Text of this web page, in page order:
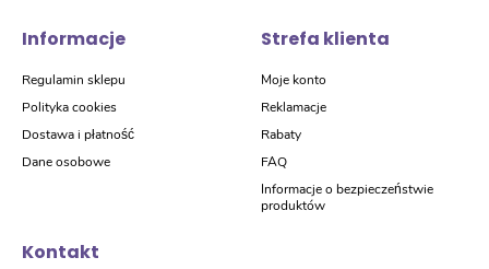
Informacje
Regulamin sklepu
Polityka cookies
Dostawa i płatność
Dane osobowe
Strefa klienta
Moje konto
Reklamacje
Rabaty
FAQ
Informacje o bezpieczeństwie
produktów
Kontakt